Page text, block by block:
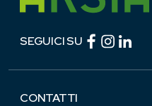
SEGUICI SU
CONTATTI